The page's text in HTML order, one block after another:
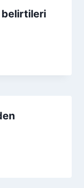
belirtileri